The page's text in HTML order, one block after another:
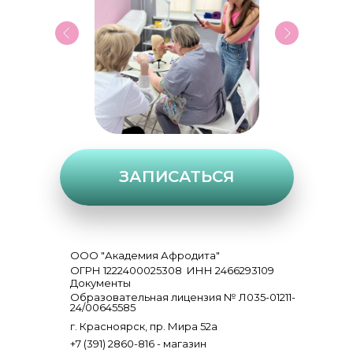
ЗАПИСАТЬСЯ
ООО "Академия Афродита"
ОГРН 1222400025308 ИНН 2466293109
Документы
Образовательная лицензия № Л035-01211-
24/00645585
+7 (391) 2860-816 - магазин
г. Красноярск, пр. Мира 52а